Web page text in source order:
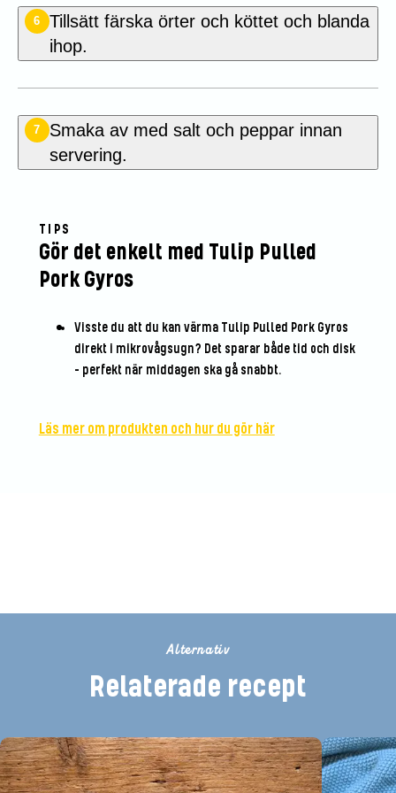
6
Tillsätt färska örter och köttet och blanda
ihop.
7
Smaka av med salt och peppar innan
servering.
TIPS
Gör det enkelt med Tulip Pulled
Pork Gyros
Visste du att du kan värma Tulip Pulled Pork Gyros
direkt i mikrovågsugn? Det sparar både tid och disk
– perfekt när middagen ska gå snabbt.
Läs mer om produkten och hur du gör här
Alternativ
Relaterade recept